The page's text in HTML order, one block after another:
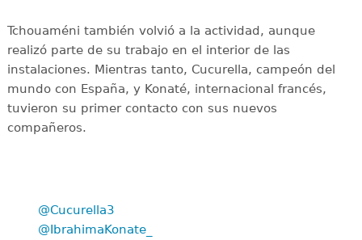
Tchouaméni también volvió a la actividad, aunque
realizó parte de su trabajo en el interior de las
instalaciones. Mientras tanto, Cucurella, campeón del
mundo con España, y Konaté, internacional francés,
tuvieron su primer contacto con sus nuevos
compañeros.
@Cucurella3
@IbrahimaKonate_